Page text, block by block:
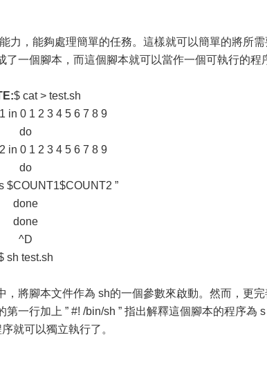
力，能夠處理簡單的任務。這樣就可以簡單的將所需
一個腳本，而這個腳本就可以當作一個可執行的程
$ cat > test.sh
in 0 1 2 3 4 5 6 7 8 9
do
in 0 1 2 3 4 5 6 7 8 9
do
$COUNT1$COUNT2 ”
done
done
^D
sh test.sh
將腳本文件作為 sh的一個參數來啟動。然而，更完
一行加上 ” #! /bin/sh ” 指出解釋這個腳本的程序為 s
就可以獨立執行了。